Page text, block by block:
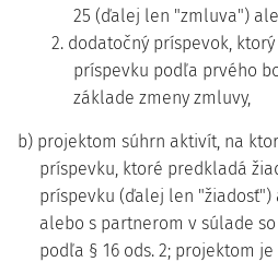
25 (ďalej len "zmluva")
2. dodatočný príspevok,
príspevku podľa prvého
základe zmeny zmluvy,
b) projektom súhrn aktivít, na
príspevku, ktoré predkladá
príspevku (ďalej len
alebo s partnerom v súlade
podľa § 16 ods. 2; projektom